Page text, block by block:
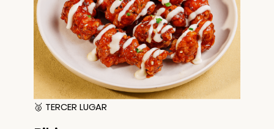
🥈 TERCER LUGAR